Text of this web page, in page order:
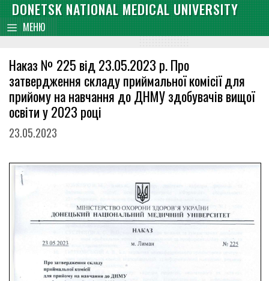
content
Skip
to
content
DONETSK NATIONAL MEDICAL UNIVERSITY
МЕНЮ
Наказ № 225 від 23.05.2023 р. Про
затвердження складу приймальної комісії для
прийому на навчання до ДНМУ здобувачів вищої
освіти у 2023 році
23.05.2023